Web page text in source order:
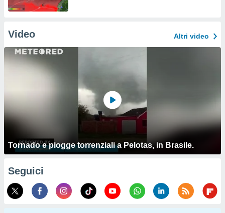
Video Altri video
Tornado e piogge torrenziali a Pelotas, in Brasile.
Seguici